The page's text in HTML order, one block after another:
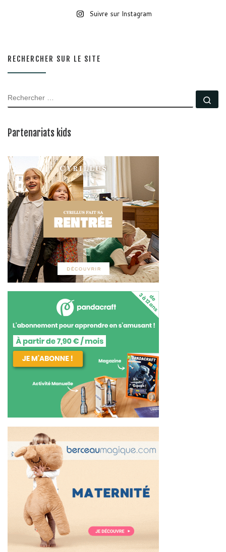
Suivre sur Instagram
RECHERCHER SUR LE SITE
RECHERCHER
Partenariats kids